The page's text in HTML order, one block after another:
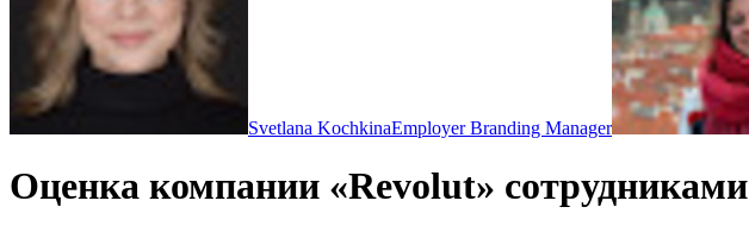
Svetlana KochkinaEmployer Branding Manager
Оценка компании «Revolut» сотрудниками